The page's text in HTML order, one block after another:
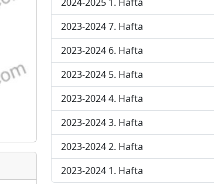
2023-2024 7. Hafta
2023-2024 6. Hafta
2023-2024 5. Hafta
2023-2024 4. Hafta
2023-2024 3. Hafta
2023-2024 2. Hafta
2023-2024 1. Hafta